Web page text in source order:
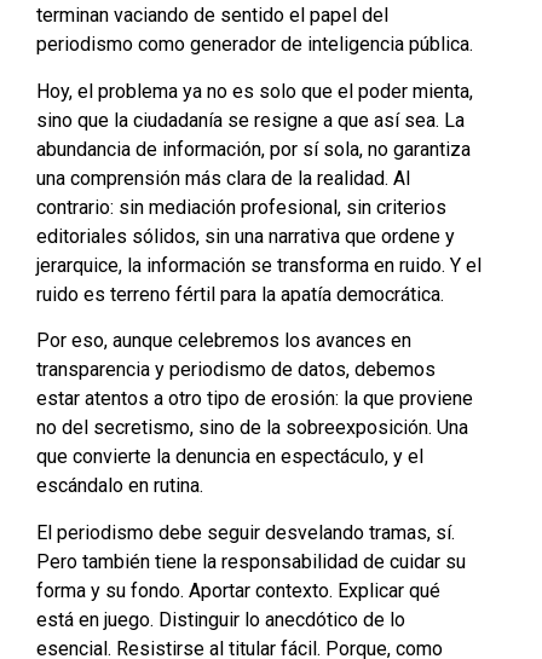
terminan vaciando de sentido el papel del
periodismo como generador de inteligencia pública.
Hoy, el problema ya no es solo que el poder mienta,
sino que la ciudadanía se resigne a que así sea. La
abundancia de información, por sí sola, no garantiza
una comprensión más clara de la realidad. Al
contrario: sin mediación profesional, sin criterios
editoriales sólidos, sin una narrativa que ordene y
jerarquice, la información se transforma en ruido. Y el
ruido es terreno fértil para la apatía democrática.
Por eso, aunque celebremos los avances en
transparencia y periodismo de datos, debemos
estar atentos a otro tipo de erosión: la que proviene
no del secretismo, sino de la sobreexposición. Una
que convierte la denuncia en espectáculo, y el
escándalo en rutina.
El periodismo debe seguir desvelando tramas, sí.
Pero también tiene la responsabilidad de cuidar su
forma y su fondo. Aportar contexto. Explicar qué
está en juego. Distinguir lo anecdótico de lo
esencial. Resistirse al titular fácil. Porque, como